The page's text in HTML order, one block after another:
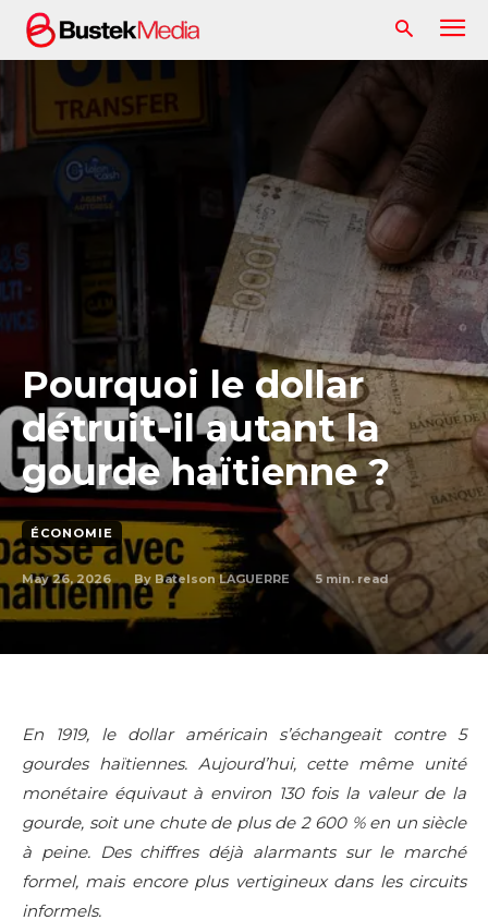
Pourquoi le dollar
détruit-il autant la
gourde haïtienne ?
ÉCONOMIE
May 26, 2026 By Batelson LAGUERRE 5 min. read
En 1919, le dollar américain s’échangeait contre 5
gourdes haïtiennes. Aujourd’hui, cette même unité
monétaire équivaut à environ 130 fois la valeur de la
gourde, soit une chute de plus de 2 600 % en un siècle
à peine. Des chiffres déjà alarmants sur le marché
formel, mais encore plus vertigineux dans les circuits
informels.